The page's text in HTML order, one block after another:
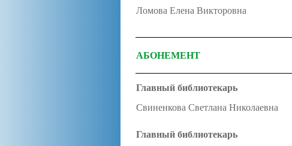
Ломова Елена Викторовна
АБОНЕМЕНТ
Главный библиотекарь
Свиненкова Светлана Николаевна
Главный библиотекарь